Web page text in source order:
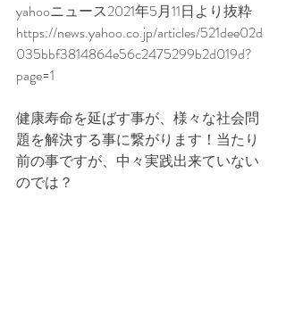
yahooニュース2021年5月11日より抜粋
https://news.yahoo.co.jp/articles/521dee02d
035bbf3814864e56c2475299b2d019d?
page=1
健康寿命を延ばす事が、様々な社会問
題を解決する事に繋がります！当たり
前の事ですが、中々実践出来ていない
のでは？